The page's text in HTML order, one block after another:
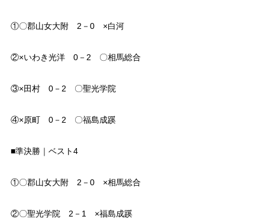
①〇郡山女大附 2－0 ×白河
②×いわき光洋 0－2 〇相馬総合
③×田村 0－2 〇聖光学院
④×原町 0－2 〇福島成蹊
■準決勝｜ベスト4
①〇郡山女大附 2－0 ×相馬総合
②〇聖光学院 2－1 ×福島成蹊